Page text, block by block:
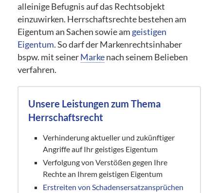
alleinige Befugnis auf das Rechtsobjekt
einzuwirken. Herrschaftsrechte bestehen am
Eigentum an Sachen sowie am geistigen
Eigentum. So darf der Markenrechtsinhaber
bspw. mit seinerMarkenach seinem Belieben
verfahren.
Unsere Leistungen zum Thema
Herrschaftsrecht
Verhinderung aktueller und zukünftiger
Angriffe auf Ihr geistiges Eigentum
Verfolgung von Verstößen gegen Ihre
Rechte an Ihrem geistigen Eigentum
Erstreiten von Schadensersatzansprüchen